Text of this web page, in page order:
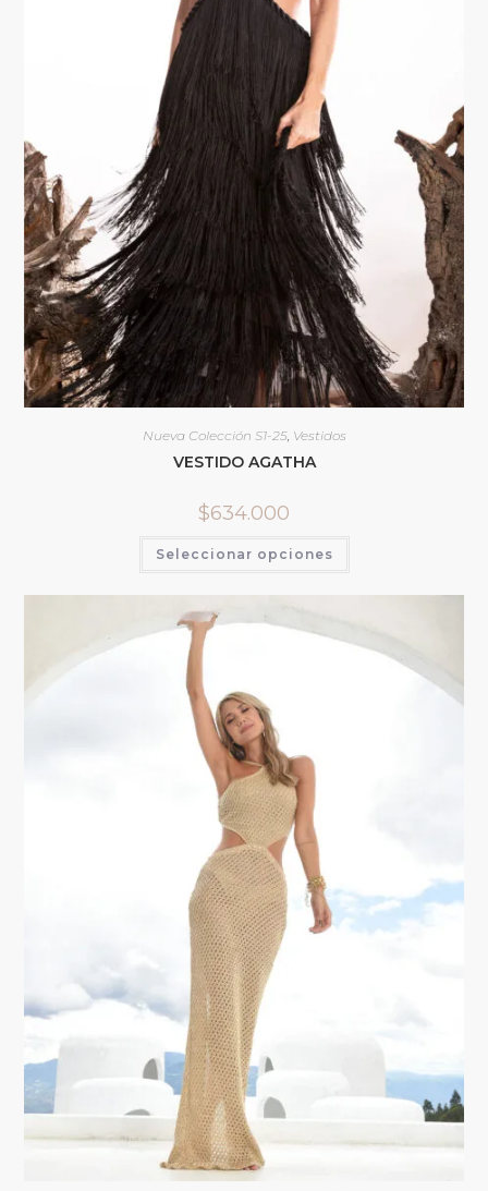
Nueva Colección S1-25, Vestidos
VESTIDO AGATHA
$634.000
Seleccionar opciones